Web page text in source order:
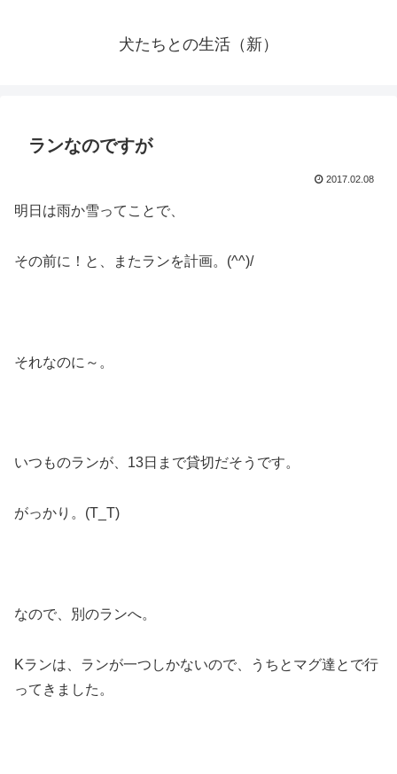
犬たちとの生活（新）
ランなのですが
2017.02.08
明日は雨か雪ってことで、
その前に！と、またランを計画。(^^)/
それなのに～。
いつものランが、13日まで貸切だそうです。
がっかり。(T_T)
なので、別のランへ。
Kランは、ランが一つしかないので、うちとマグ達とで行
ってきました。